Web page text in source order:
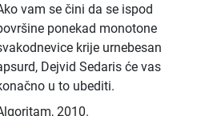
vam se čini da se ispod
ponekad monotone
krije urnebesan
Dejvid Sedaris će vas
u to ubediti.
,2010.